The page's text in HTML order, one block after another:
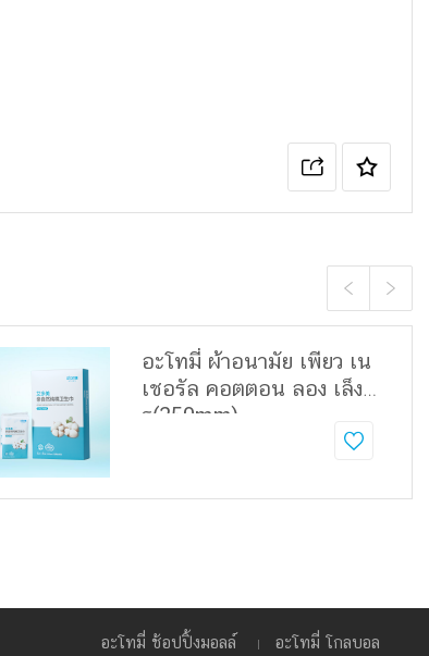
อะโทมี่ ผ้าอนามัย เพียว เน
เชอรัล คอตตอน ลอง เล็ง
ธ(350mm)
อะโทมี่ ช้อปปิ้งมอลล์ อะโทมี่ โกลบอล